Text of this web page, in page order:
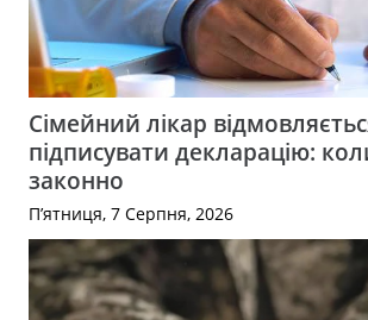
Сімейний лікар
підписувати декларацію:
законно
П’ятниця, 7 Серпня, 2026